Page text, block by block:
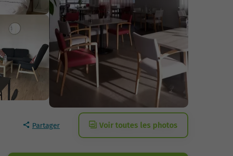
Partager Voir toutes les photos